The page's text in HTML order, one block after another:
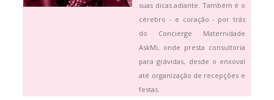
suas dicas adiante. Também é o
cérebro - e coração - por trás
do Concierge Maternidade
AskMi, onde presta consultoria
para grávidas, desde o enxoval
até organização de recepções e
festas.